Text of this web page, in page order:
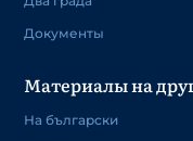
Документы
Материалы на
На български